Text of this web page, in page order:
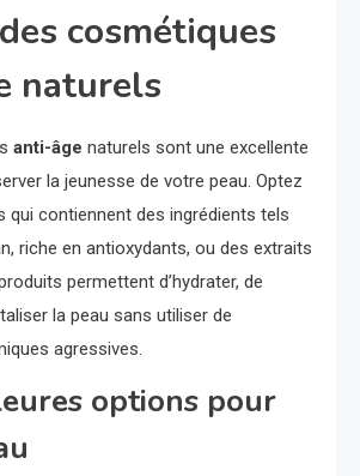
cosmétiques
naturels
anti-âge naturels sont une excellente
la jeunesse de votre peau. Optez
qui contiennent des ingrédients tels
riche en antioxydants, ou des extraits
permettent d’hydrater, de
la peau sans utiliser de
agressives.
options pour